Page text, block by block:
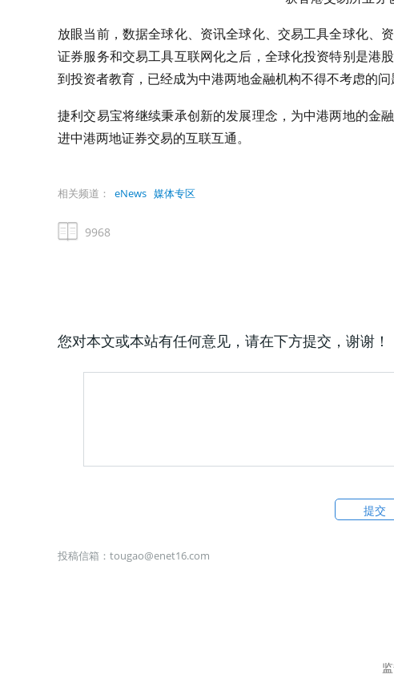
放眼当前，数据全球化、资讯全球化、交易工具全球化、
证券服务和交易工具互联网化之后，全球化投资特别是港
到投资者教育，已经成为中港两地金融机构不得不考虑的问
捷利交易宝将继续秉承创新的发展理念，为中港两地的金
进中港两地证券交易的互联互通。
相关频道： eNews 媒体专区
9968
您对本文或本站有任何意见，请在下方提交，谢谢！
投稿信箱： tougao@enet16.com